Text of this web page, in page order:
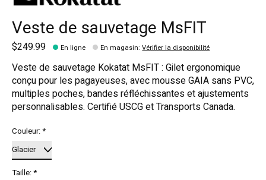
Veste de sauvetage MsFIT
$249.99 En ligne En magasin:Vérifier la disponibilité
Veste de sauvetage Kokatat MsFIT : Gilet ergonomique
conçu pour les pagayeuses, avec mousse GAIA sans PVC,
multiples poches, bandes réfléchissantes et ajustements
personnalisables. Certifié USCG et Transports Canada.
Couleur:*
Taille:*